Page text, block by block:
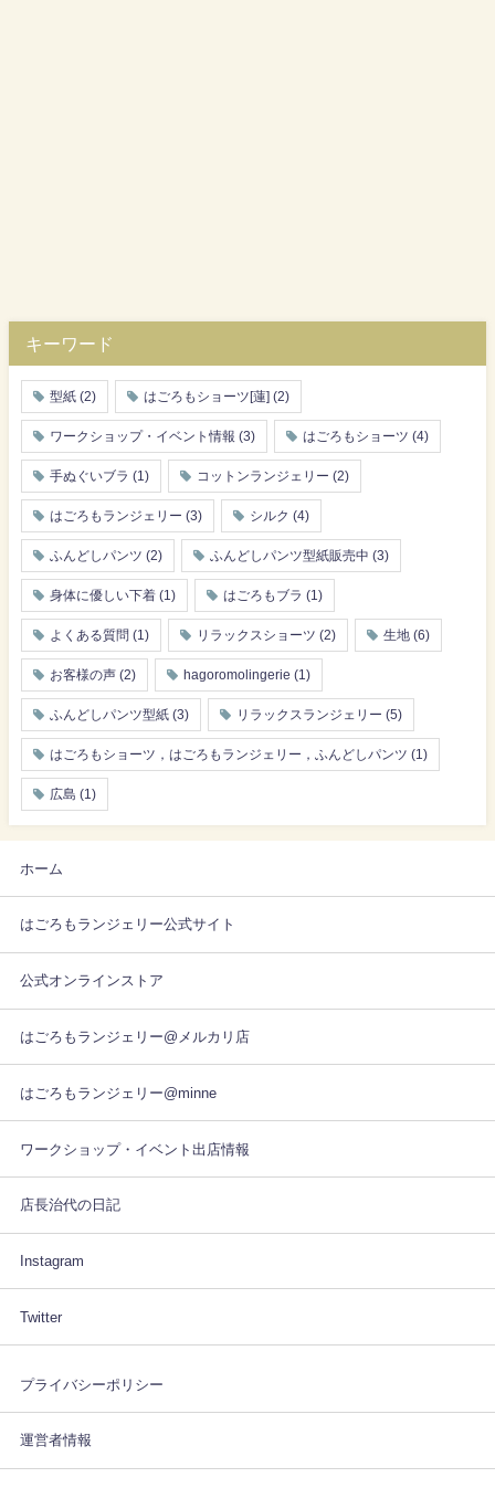
キーワード
型紙 (2) はごろもショーツ[蓮] (2)
ワークショップ・イベント情報 (3) はごろもショーツ (4)
手ぬぐいブラ (1) コットンランジェリー (2)
はごろもランジェリー (3) シルク (4)
ふんどしパンツ (2) ふんどしパンツ型紙販売中 (3)
身体に優しい下着 (1) はごろもブラ (1)
よくある質問 (1) リラックスショーツ (2) 生地 (6)
お客様の声 (2) hagoromolingerie (1)
ふんどしパンツ型紙 (3) リラックスランジェリー (5)
はごろもショーツ，はごろもランジェリー，ふんどしパンツ (1)
広島 (1)
ホーム
はごろもランジェリー公式サイト
公式オンラインストア
はごろもランジェリー@メルカリ店
はごろもランジェリー@minne
ワークショップ・イベント出店情報
店長治代の日記
Instagram
Twitter
プライバシーポリシー
運営者情報